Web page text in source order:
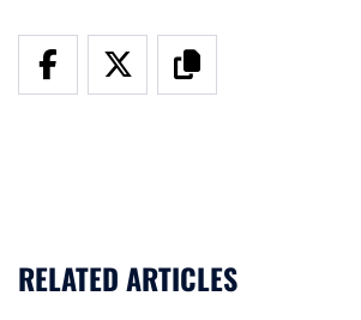
RELATED ARTICLES